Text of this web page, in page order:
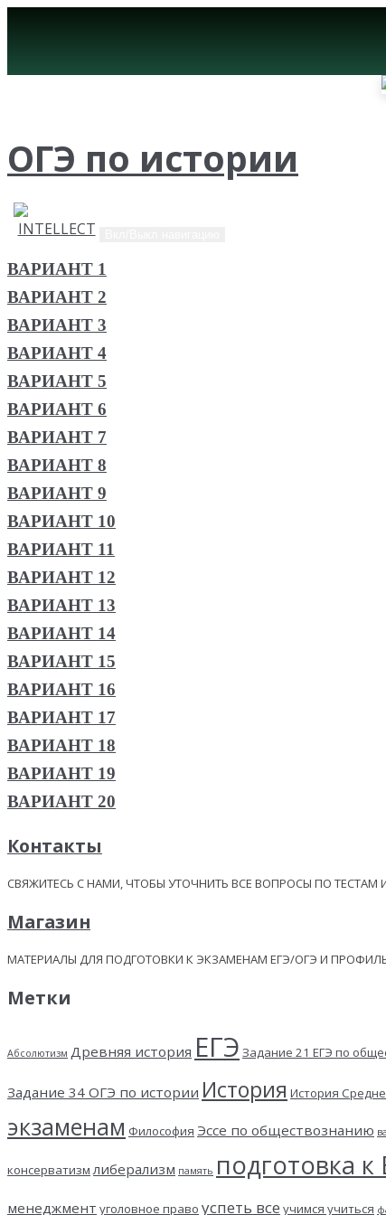
ОГЭ по истории
ВАРИАНТ 1
ВАРИАНТ 2
ВАРИАНТ 3
ВАРИАНТ 4
ВАРИАНТ 5
ВАРИАНТ 6
ВАРИАНТ 7
ВАРИАНТ 8
ВАРИАНТ 9
ВАРИАНТ 10
ВАРИАНТ 11
ВАРИАНТ 12
ВАРИАНТ 13
ВАРИАНТ 14
ВАРИАНТ 15
ВАРИАНТ 16
ВАРИАНТ 17
ВАРИАНТ 18
ВАРИАНТ 19
ВАРИАНТ 20
Контакты
СВЯЖИТЕСЬ С НАМИ, ЧТОБЫ УТОЧНИТЬ ВСЕ ВОПРОСЫ ПО ТЕСТАМ
Магазин
МАТЕРИАЛЫ ДЛЯ ПОДГОТОВКИ К ЭКЗАМЕНАМ ЕГЭ/ОГЭ И
Метки
Абсолютизм Древняя история ЕГЭ Задание 21 ЕГЭ по
Задание 34 ОГЭ по истории История История
экзаменам Философия Эссе по обществознанию
консерватизм либерализм память подготовка к
менеджмент уголовное право успеть все учимся учиться